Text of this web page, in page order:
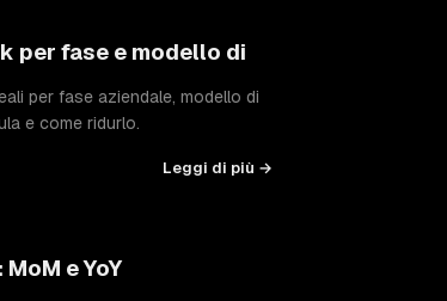
per fase e modello di
per fase aziendale, modello di
e come ridurlo.
Leggi di più →
e YoY